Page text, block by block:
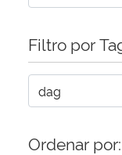
Filtro por
Ordenar por: